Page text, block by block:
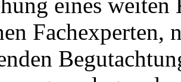
Fachexperten,